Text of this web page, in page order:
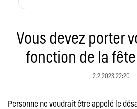
Vous devez porter
fonction de la
2.2.2023 22:20
Personne ne voudrait être appelé le